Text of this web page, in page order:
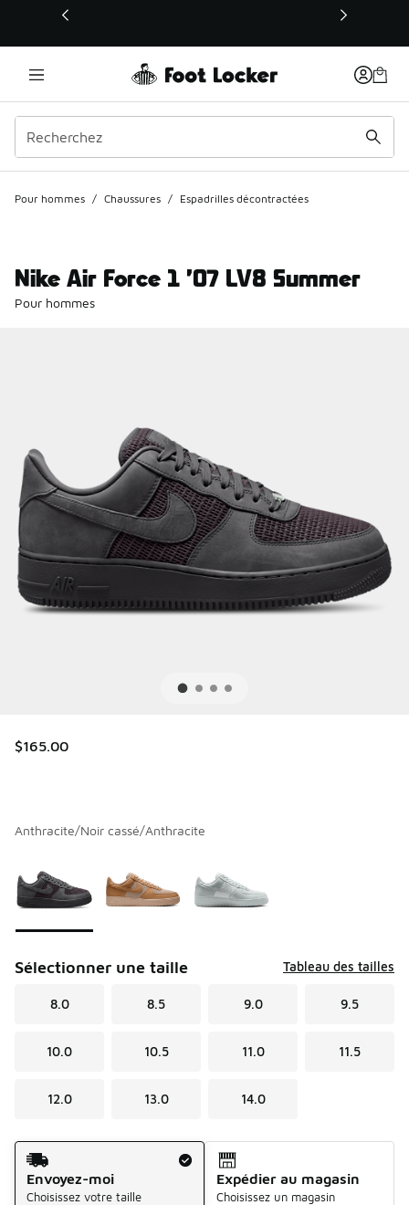
Ce lien s’ouvrira dans une nouvelle fenêtre
Pour hommes / Chaussures / Espadrilles décontractées
Nike Air Force 1 ’07 LV8 Summer
Pour hommes
$165.00
Anthracite/Noir cassé/Anthracite
Sélectionner une taille Tableau des tailles
8.0 8.5 9.0 9.5
10.0 10.5 11.0 11.5
12.0 13.0 14.0
Méthode d’expédition
Envoyez-moi
Choisissez votre taille
Expédier au magasin
Choisissez un magasin